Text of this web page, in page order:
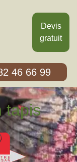
Devis
gratuit
46 66 99
tapis